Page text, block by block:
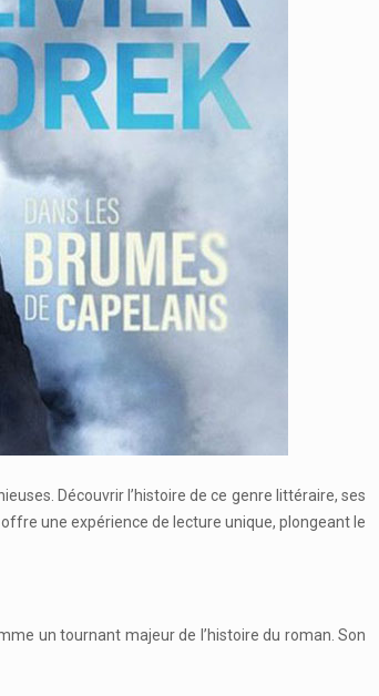
Découvrir l’histoire de ce genre littéraire, ses
une expérience de lecture unique, plongeant le
un tournant majeur de l’histoire du roman. Son